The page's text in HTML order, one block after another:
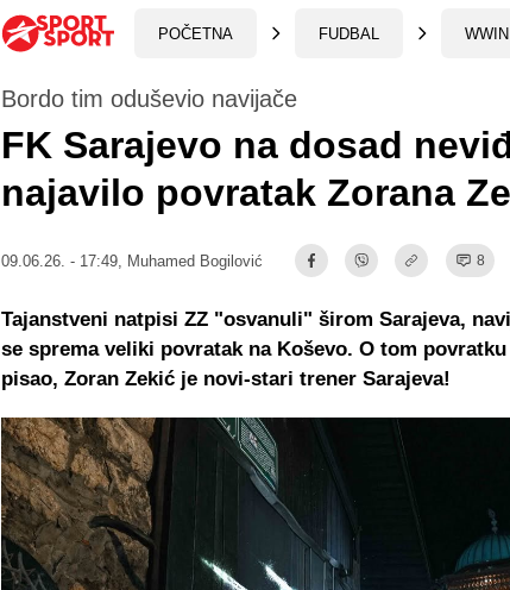
POČETNA FUDBAL
Bordo tim oduševio navijače
FK Sarajevo na dosad
najavilo povratak Zorana
09.06.26. - 17:49, Muhamed Bogilović 8
Tajanstveni natpisi ZZ "osvanuli" širom Sarajeva,
se sprema veliki povratak na Koševo. O tom
pisao, Zoran Zekić je novi-stari trener Sarajeva!